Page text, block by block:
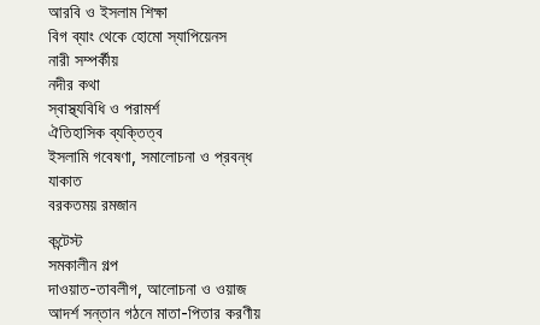
আরবি ও ইসলাম শিক্ষা
বিগ ব্যাং থেকে হোমো স্যাপিয়েনস
নারী সম্পর্কীয়
নদীর কথা
স্বাস্থ্যবিধি ও পরামর্শ
ঐতিহাসিক ব্যক্তিত্ব
ইসলামি গবেষণা, সমালোচনা ও প্রবন্ধ
যাকাত
বরকতময় রমজান
কন্টেস্ট
সমকালীন গল্প
দাওয়াত-তাবলীগ, আলোচনা ও ওয়াজ
আদর্শ সন্তান গঠনে মাতা-পিতার করণীয়